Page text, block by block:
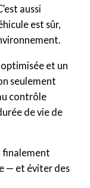
aussi
est sûr,
et un
seulement
contrôle
de vie de
finalement
— et éviter des